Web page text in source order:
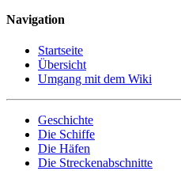
Navigation
Startseite
Übersicht
Umgang mit dem Wiki
Geschichte
Die Schiffe
Die Häfen
Die Streckenabschnitte